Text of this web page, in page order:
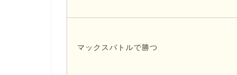
マックスバトルで勝つ